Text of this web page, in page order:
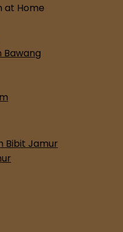
at Home
Bawang
Bibit Jamur